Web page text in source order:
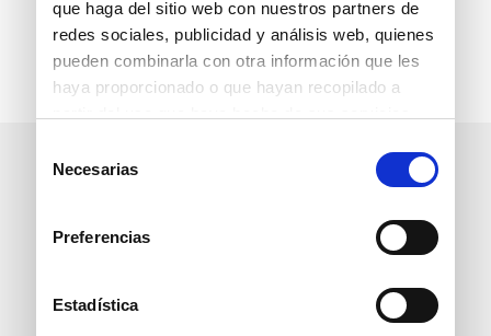
que haga del sitio web con nuestros partners de
redes sociales, publicidad y análisis web, quienes
pueden combinarla con otra información que les
haya proporcionado o que hayan recopilado a
deNecesarias
Preferencias
Estadística
Suscríbete a nuestro boletín